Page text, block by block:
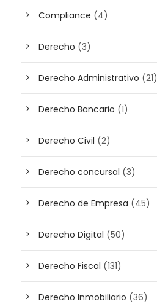
Compliance (4)
Derecho (3)
Derecho Administrativo (21)
Derecho Bancario (1)
Derecho Civil (2)
Derecho concursal (3)
Derecho de Empresa (45)
Derecho Digital (50)
Derecho Fiscal (131)
Derecho Inmobiliario (36)